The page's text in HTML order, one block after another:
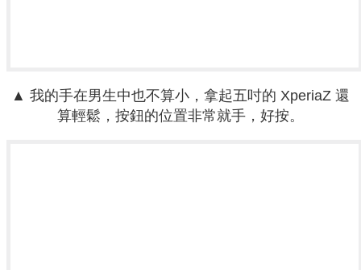
▲ 我的手在男生中也不算小，拿起五吋的 XperiaZ 還
算輕鬆，按鈕的位置非常就手，好按。